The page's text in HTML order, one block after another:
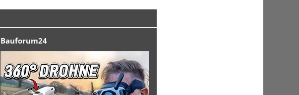
Bauforum24